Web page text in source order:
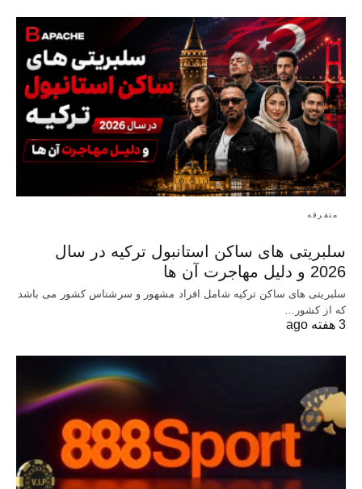
متفرقه
سلبریتی های ساکن استانبول ترکیه در سال
2026 و دلیل مهاجرت آن ها
سلبریتی های ساکن ترکیه شامل افراد مشهور و سرشناس کشور می باشد
که از کشور…
3 هفته ago